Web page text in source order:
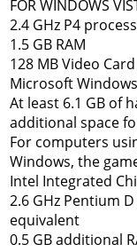
FOR WINDOWS
2.4 GHz P4
1.5 GB RAM
128 MB Video
Microsoft
At least 6.1 GB of
additional space
For computers
Windows, the
Intel Integrated
2.6 GHz Pentium
equivalent
0.5 GB additional